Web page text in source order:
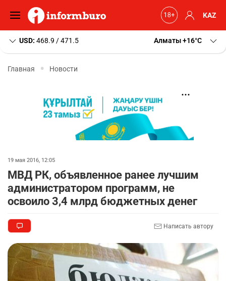
KAZ
USD: 468.9 / 471.5 Алматы+16 C
Главная Новости
19 мая 2016, 12:05
МВД РК, объявленное ранее лучшим
администратором программ, не
освоило 3,4 млрд бюджетных денег
Написать автору